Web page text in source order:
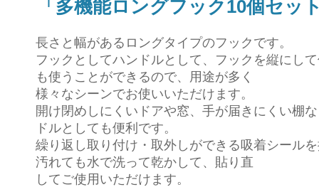
「多機能ロングフック10個セッ
長さと幅があるロングタイプのフックです。
フックとしてハンドルとして、フックを縦にし
も使うことができるので、用途が多く
様々なシーンでお使いいただけます。
開け閉めしにくいドアや窓、手が届きにくい棚
ドルとしても便利です。
繰り返し取り付け・取外しができる吸着シール
汚れても水で洗って乾かして、貼り直
してご使用いただけます。